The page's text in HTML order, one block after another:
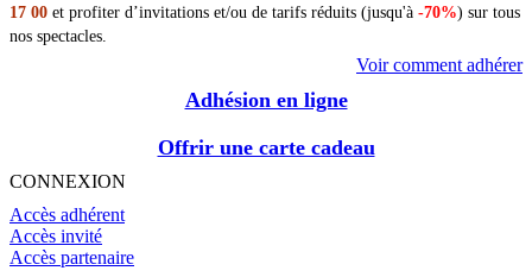
17 00 et profiter d’invitations et/ou de tarifs réduits (jusqu'à -70%) sur tous
nos spectacles.
Voir comment adhérer
Adhésion en ligne
Offrir une carte cadeau
CONNEXION
Accès adhérent
Accès invité
Accès partenaire